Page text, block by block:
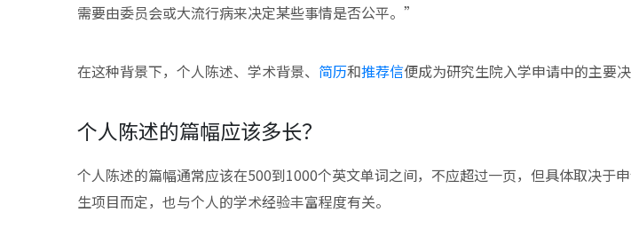
需要由委员会或大流行病来决定某些事情是否公平。”
在这种背景下，个人陈述、学术背景、 简历和推荐信便成为研究生院入学申请中的主要决
个人陈述的篇幅应该多长？
个人陈述的篇幅通常应该在500到1000个英文单词之间，不应超过一页，但具体取决于
生项目而定，也与个人的学术经验丰富程度有关。